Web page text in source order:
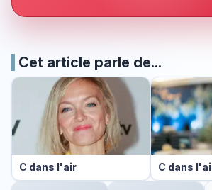
Cet article parle de...
C dans l'air C dans